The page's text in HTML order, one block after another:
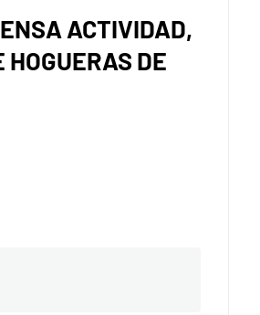
ACTIVIDAD,
HOGUERAS DE